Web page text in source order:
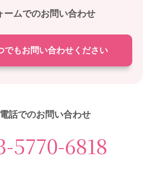
ームでのお問い合わせ
でもお問い合わせください
話でのお問い合わせ
5770-6818